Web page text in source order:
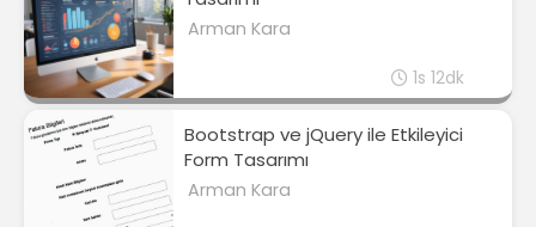
Arman Kara
1s 12dk
Bootstrap ve jQuery ile Etkileyici
Form Tasarımı
Arman Kara